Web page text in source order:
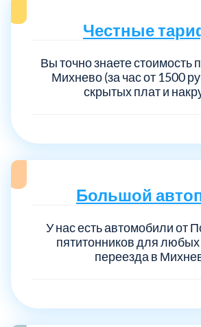
Честные
Вы точно знаете стоимость
Михнево (за час от 1500
скрытых плат и
Большой
У нас есть автомобили от
пятитонников для
переезда в